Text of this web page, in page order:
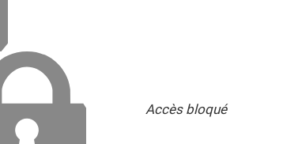
Accès bloqué